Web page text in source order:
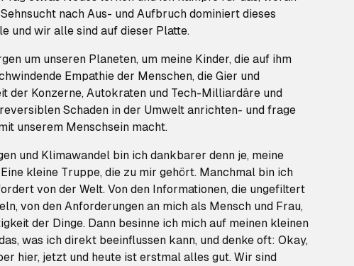
nach Aus- und Aufbruch dominiert dieses
und wir alle sind auf dieser Platte.
um unseren Planeten, um meine Kinder, die auf ihm
Empathie der Menschen, die Gier und
der Konzerne, Autokraten und Tech-Milliardäre und
Schaden in der Umwelt anrichten- und frage
unserem Menschsein macht.
und Klimawandel bin ich dankbarer denn je, meine
kleine Truppe, die zu mir gehört. Manchmal bin ich
von der Welt. Von den Informationen, die ungefiltert
von den Anforderungen an mich als Mensch und Frau,
der Dinge. Dann besinne ich mich auf meinen kleinen
was ich direkt beeinflussen kann, und denke oft: Okay,
hier, jetzt und heute ist erstmal alles gut. Wir sind